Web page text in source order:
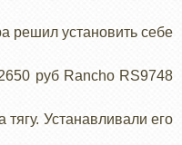
решил установить себе
руб Rancho RS9748
Устанавливали его